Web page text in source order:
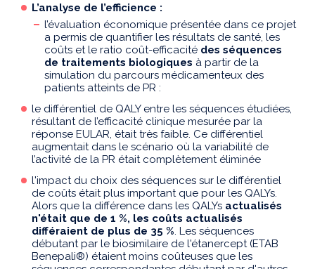
L’analyse de l’efficience :
l’évaluation économique présentée dans ce projet
a permis de quantifier les résultats de santé, les
coûts et le ratio coût-efficacité des séquences
de traitements biologiques à partir de la
simulation du parcours médicamenteux des
patients atteints de PR :
le différentiel de QALY entre les séquences étudiées,
résultant de l’efficacité clinique mesurée par la
réponse EULAR, était très faible. Ce différentiel
augmentait dans le scénario où la variabilité de
l’activité de la PR était complètement éliminée
l'impact du choix des séquences sur le différentiel
de coûts était plus important que pour les QALYs.
Alors que la différence dans les QALYs actualisés
n'était que de 1 %, les coûts actualisés
différaient de plus de 35 %. Les séquences
débutant par le biosimilaire de l'étanercept (ETAB
Benepali®) étaient moins coûteuses que les